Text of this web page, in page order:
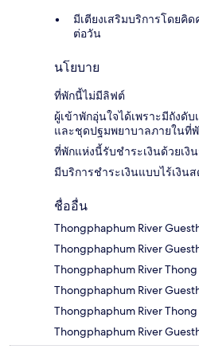
มีเตียงเสริมบริการโดยคิด
ต่อวัน
นโยบาย
ที่พักนี้ไม่มีลิฟต์
ผู้เข้าพักอุ่นใจได้เพราะมีถังดั
และชุดปฐมพยาบาลภายในที่
ที่พักแห่งนี้รับชำระเงินด้วยเงิ
มีบริการชำระเงินแบบไร้เงินส
ชื่ออื่น
Thongphaphum River
Thongphaphum River
Thongphaphum River Thong
Thongphaphum River
Thongphaphum River Thong
Thongphaphum River